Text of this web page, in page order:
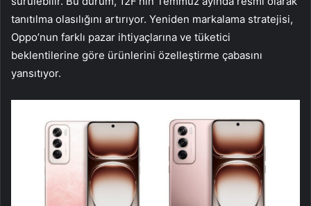
tanıtılma olasılığını artırıyor. Yeniden markalama stratejisi,
Oppo’nun farklı pazar ihtiyaçlarına ve tüketici
beklentilerine göre ürünlerini özelleştirme çabasını
yansıtıyor.